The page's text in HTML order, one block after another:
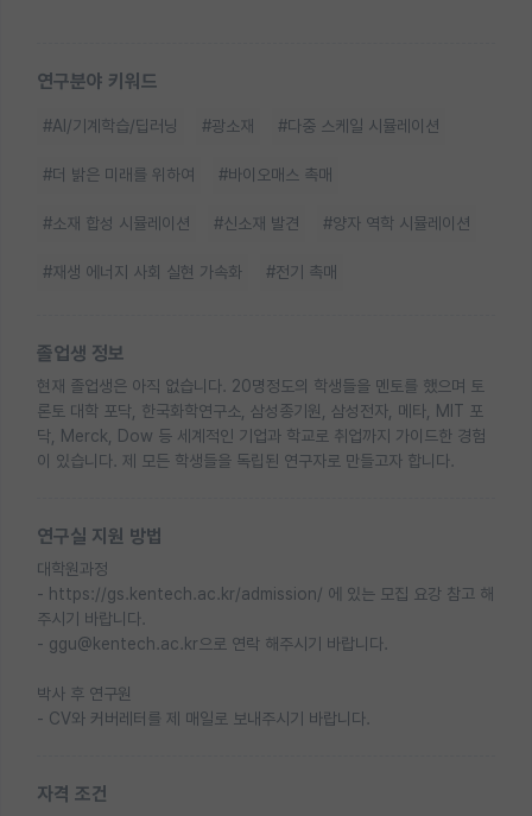
연구분야 키워드
#AI/기계학습/딥러닝 #광소재 #다중 스케일 시뮬레이션
#더 밝은 미래를 위하여 #바이오매스 촉매
#소재 합성 시뮬레이션 #신소재 발견 #양자 역학 시뮬레이션
#재생 에너지 사회 실현 가속화 #전기 촉매
졸업생 정보
현재 졸업생은 아직 없습니다. 20명정도의 학생들을 멘토를 했으며 토
론토 대학 포닥, 한국화학연구소, 삼성종기원, 삼성전자, 메타, MIT 포
닥, Merck, Dow 등 세계적인 기업과 학교로 취업까지 가이드한 경험
이 있습니다. 제 모든 학생들을 독립된 연구자로 만들고자 합니다.
연구실 지원 방법
대학원과정
- https://gs.kentech.ac.kr/admission/ 에 있는 모집 요강 참고 해
주시기 바랍니다.
- ggu@kentech.ac.kr으로 연락 해주시기 바랍니다.
박사 후 연구원
- CV와 커버레터를 제 매일로 보내주시기 바랍니다.
자격 조건